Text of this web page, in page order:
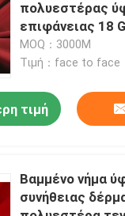
ύφασμα
ύφασμα
ύφασμα
το ύφασμα
πολυεστέρας
επιφάνειας 18
Fabric180
MOQ：3000M
Τιμή：face to face
τιμή
Βαμμένο νήμα
συνήθειας